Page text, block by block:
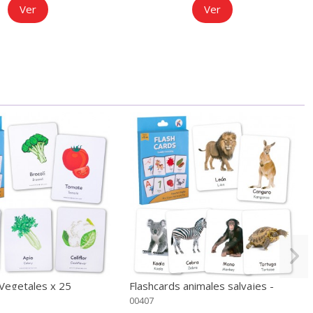
Ver Ver
x 25
Flashcards animales salvajes -
Imágenes reales, bilingüe
00407